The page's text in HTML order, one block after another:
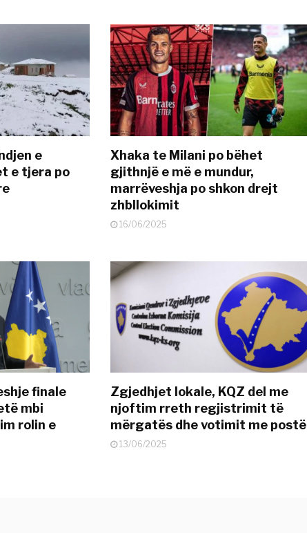
e
e tjera po
Xhaka te Milani po bëhet
gjithnjë e më e mundur,
marrëveshja po shkon drejt
zhbllokimit
16/06/2025
finale
mbi
rolin e
Zgjedhjet lokale, KQZ del me
njoftim rreth regjistrimit të
mërgatës dhe votimit me postë
13/06/2025